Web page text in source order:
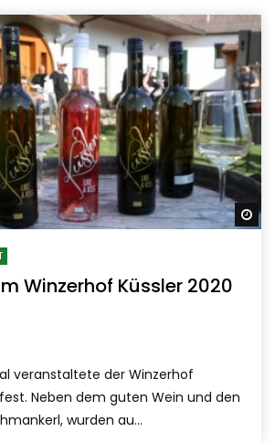
Winzerhof Küssler 2020
veranstaltete der Winzerhof
Neben dem guten Wein und den
wurden au...